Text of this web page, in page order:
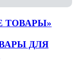
ТОВАРЫ»
ДЛЯ